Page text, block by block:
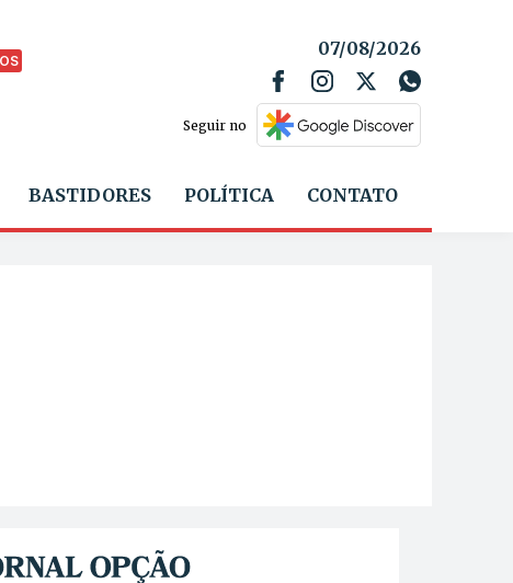
07/08/2026
Seguir no
BASTIDORES POLÍTICA CONTATO